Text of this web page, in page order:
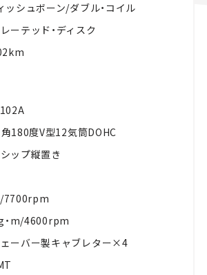
ッシュボーン/ダブル・コイル
ーテッド・ディスク
180度V型12気筒DOHC
ップ縦置き
7700rpm
・m/4600rpm
ーバー製キャブレター×4